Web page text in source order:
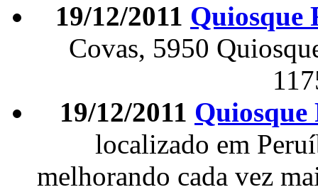
19/12/2011 Quiosque
Covas, 5950
19/12/2011 Quiosque
localizado em
melhorando cada vez